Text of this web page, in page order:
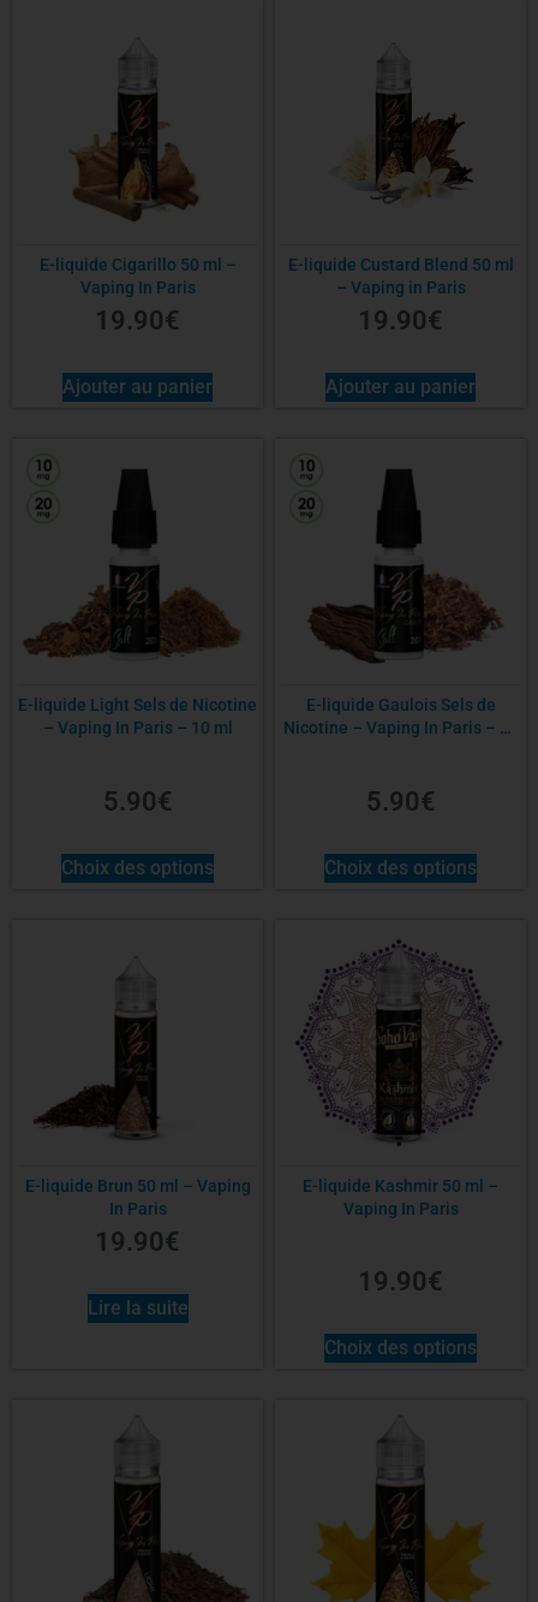
E-liquide Cigarillo 50 ml –
Vaping In Paris
19.90€
Ajouter au panier
E-liquide Custard Blend 50 ml
– Vaping in Paris
19.90€
Ajouter au panier
E-liquide Light Sels de Nicotine
– Vaping In Paris – 10 ml
5.90€
Choix des options
E-liquide Gaulois Sels de
Nicotine – Vaping In Paris – 10
5.90€
Choix des options
E-liquide Brun 50 ml – Vaping
In Paris
19.90€
Lire la suite
E-liquide Kashmir 50 ml –
Vaping In Paris
19.90€
Choix des options